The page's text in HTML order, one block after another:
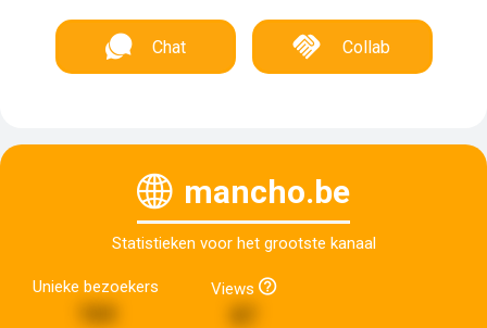
Chat Collab
mancho.be
Statistieken voor het grootste kanaal
Unieke bezoekers
164
Views